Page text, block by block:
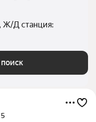
Ж/Д станция:
5